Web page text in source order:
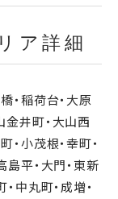
ア詳細
・稲荷台・大原
金井町・大山西
・小茂根・幸町・
島平・大門・東新
中丸町・成増・